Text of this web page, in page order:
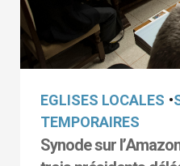
EGLISES LOCALES •
TEMPORAIRES
Synode sur